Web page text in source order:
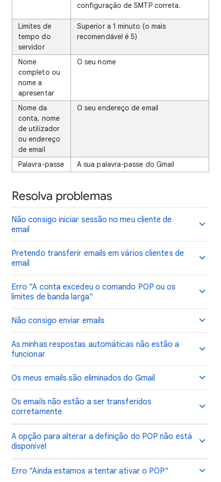
configuração de SMTP correta.
Limites de
tempo do
servidor
Superior a 1 minuto (o mais
recomendável é 5)
Nome
completo ou
nome a
apresentar
O seu nome
Nome da
conta, nome
de utilizador
ou endereço
de email
O seu endereço de email
Palavra-passe A sua palavra-passe do Gmail
Resolva problemas
Não consigo iniciar sessão no meu cliente de
email
Pretendo transferir emails em vários clientes de
email
Erro "A conta excedeu o comando POP ou os
limites de banda larga"
Não consigo enviar emails
As minhas respostas automáticas não estão a
funcionar
Os meus emails são eliminados do Gmail
Os emails não estão a ser transferidos
corretamente
A opção para alterar a definição do POP não está
disponível
Erro "Ainda estamos a tentar ativar o POP"